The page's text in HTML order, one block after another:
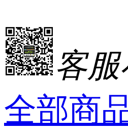
客
全部商